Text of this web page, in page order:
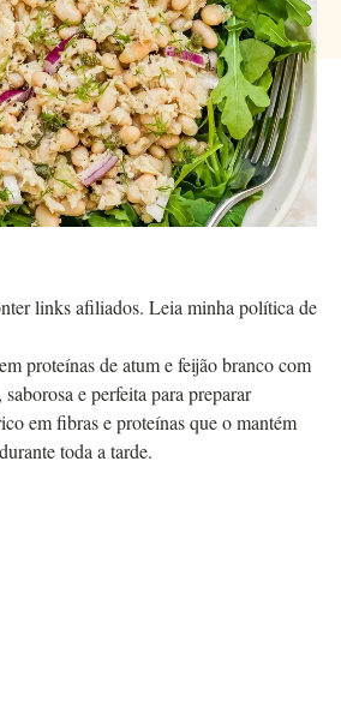
links afiliados. Leia minha política de
proteínas de atum e feijão branco com
e perfeita para preparar
em fibras e proteínas que o mantém
toda a tarde.